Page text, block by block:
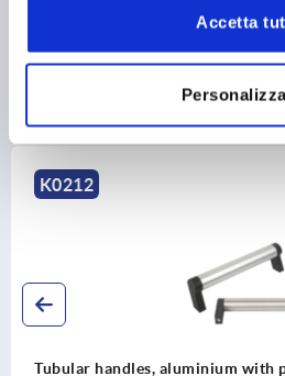
Accetta
Personalizza
Discover our product
K0212
Tubular handles, aluminium with